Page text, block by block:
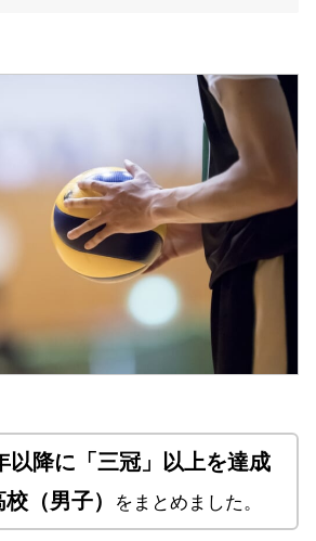
以降に「三冠」以上を達成
（男子）
をまとめました。